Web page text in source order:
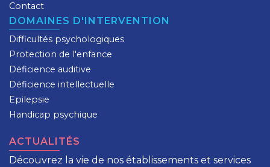
Contact
DOMAINES D'INTERVENTION
Difficultés psychologiques
Protection de l'enfance
Déficience auditive
Déficience intellectuelle
Epilepsie
Handicap psychique
ACTUALITÉS
Découvrez la vie de nos établissements et services